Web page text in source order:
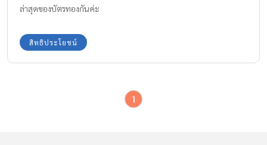
ล่าสุดของบัตรทองกันค่ะ
สิทธิประโยชน์
1